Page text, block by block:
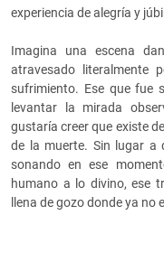
experiencia de alegría y
Imagina una escena
atravesado literalmente
sufrimiento. Ese que fue
levantar la mirada
gustaría creer que existe
de la muerte. Sin lugar a
sonando en ese
humano a lo divino, ese
llena de gozo donde ya no